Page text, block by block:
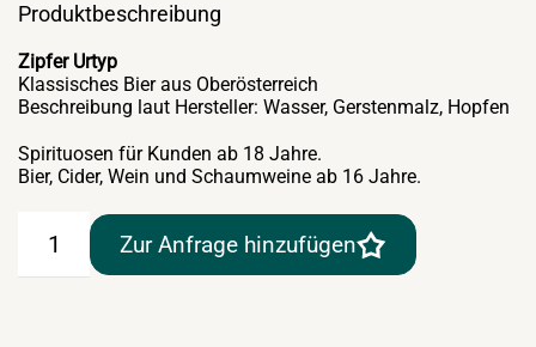
Produktbeschreibung
Zipfer Urtyp
Klassisches Bier aus Oberösterreich
Beschreibung laut Hersteller: Wasser, Gerstenmalz, Hopfen
Spirituosen für Kunden ab 18 Jahre.
Bier, Cider, Wein und Schaumweine ab 16 Jahre.
Urtyp
24×0,33lt
Zur Anfrage hinzufügen